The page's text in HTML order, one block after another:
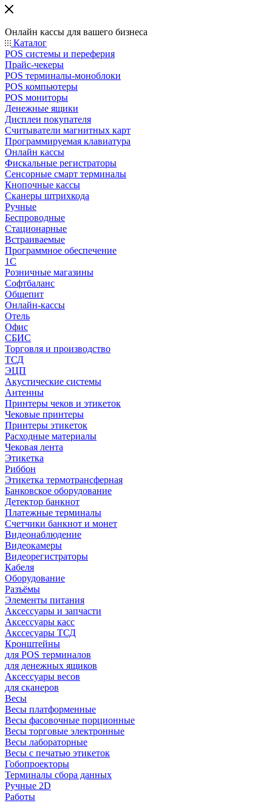
Онлайн кассы для вашего бизнеса
Каталог
POS системы и переферия
Прайс-чекеры
POS терминалы-моноблоки
POS компьютеры
POS мониторы
Денежные ящики
Дисплеи покупателя
Считыватели магнитных карт
Программируемая клавиатура
Онлайн кассы
Фискальные регистраторы
Сенсорные смарт терминалы
Кнопочные кассы
Сканеры штрихкода
Ручные
Беспроводные
Стационарные
Встраиваемые
Программное обеспечение
1С
Розничные магазины
Софтбаланс
Общепит
Онлайн-кассы
Отель
Офис
СБИС
Торговля и производство
ТСД
ЭЦП
Акустические системы
Антенны
Принтеры чеков и этикеток
Чековые принтеры
Принтеры этикеток
Расходные материалы
Чековая лента
Этикетка
Риббон
Этикетка термотрансферная
Банковское оборудование
Детектор банкнот
Платежные терминалы
Счетчики банкнот и монет
Видеонаблюдение
Видеокамеры
Видеорегистраторы
Кабеля
Оборудование
Разъёмы
Элементы питания
Аксессуары и запчасти
Аксессуары касс
Акссесуары ТСД
Кронштейны
для POS терминалов
для денежных ящиков
Аксессуары весов
для сканеров
Весы
Весы платформенные
Весы фасовочные порционные
Весы торговые электронные
Весы лабораторные
Весы с печатью этикеток
Гобопроекторы
Терминалы сбора данных
Ручные 2D
Работы